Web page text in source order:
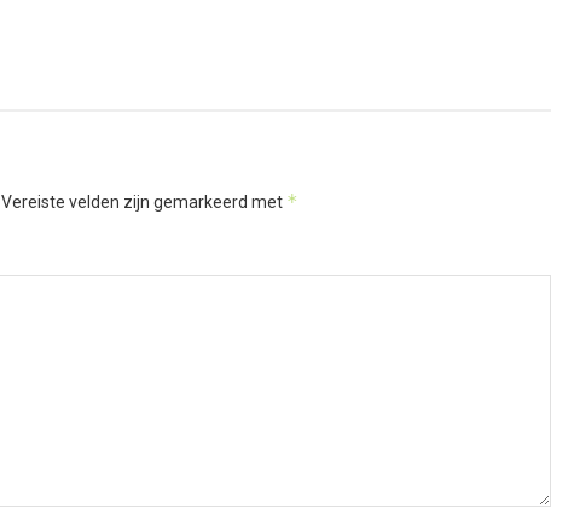
Vereiste velden zijn gemarkeerd met *